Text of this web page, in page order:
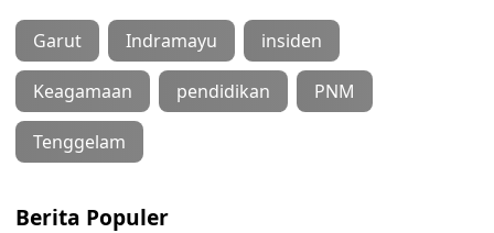
Garut Indramayu insiden
Keagamaan pendidikan PNM
Tenggelam
Berita Populer